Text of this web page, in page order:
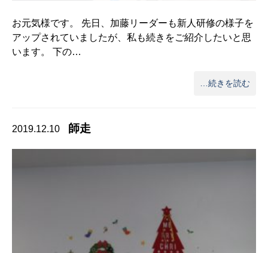
お元気様です。 先日、加藤リーダーも新人研修の様子を
アップされていましたが、私も続きをご紹介したいと思
います。 下の…
…続きを読む
2019.12.10 師走